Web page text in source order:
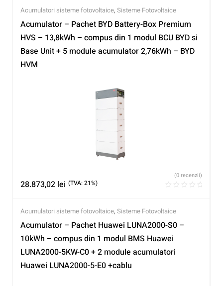
Acumulatori sisteme fotovoltaice, Sisteme Fotovoltaice
Acumulator – Pachet BYD Battery-Box Premium
HVS – 13,8kWh – compus din 1 modul BCU BYD si
Base Unit + 5 module acumulator 2,76kWh – BYD
HVM
28.873,02 lei (TVA: 21%)
(0 recenzii)
Acumulatori sisteme fotovoltaice, Sisteme Fotovoltaice
Acumulator – Pachet Huawei LUNA2000-S0 –
10kWh – compus din 1 modul BMS Huawei
LUNA2000-5KW-C0 + 2 module acumulatori
Huawei LUNA2000-5-E0 +cablu